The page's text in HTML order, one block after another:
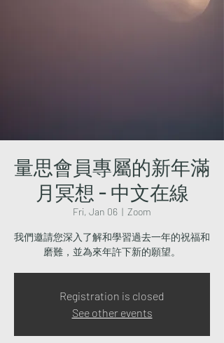
量思會員專屬的新年滿
月冥想 - 中文在線
Fri, Jan 06
  |
Zoom
我們邀請您深入了解和學習過去一年的祝福和
磨難，並為來年許下新的願望。
Registration is closed
See other events